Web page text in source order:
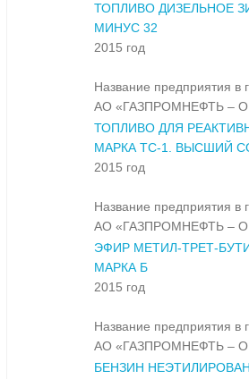
ТОПЛИВО ДИЗЕЛЬНОЕ
МИНУС 32
2015 год
Название предприятия в
АО «ГАЗПРОМНЕФТЬ –
ТОПЛИВО ДЛЯ
МАРКА ТС-1. ВЫСШИЙ
2015 год
Название предприятия в
АО «ГАЗПРОМНЕФТЬ –
ЭФИР МЕТИЛ-ТРЕТ-
МАРКА Б
2015 год
Название предприятия в
АО «ГАЗПРОМНЕФТЬ –
БЕНЗИН